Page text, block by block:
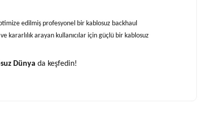
edilmiş profesyonel bir kablosuz backhaul
kararlılık arayan kullanıcılar için güçlü bir kablosuz
Dünya da keşfedin!